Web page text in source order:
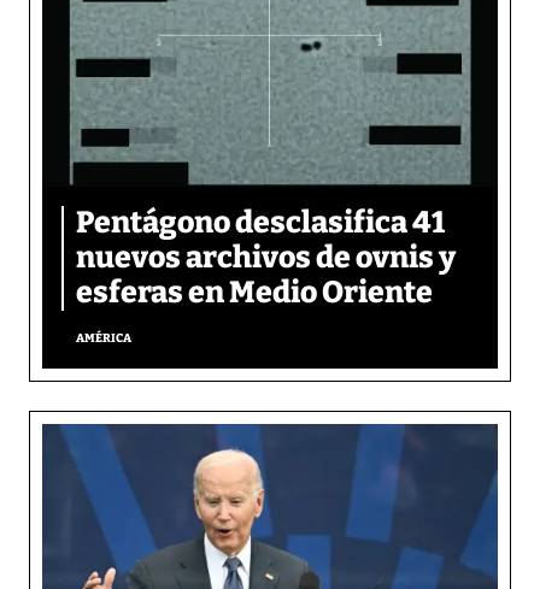
Pentágono desclasifica 41
nuevos archivos de ovnis y
esferas en Medio Oriente
AMÉRICA